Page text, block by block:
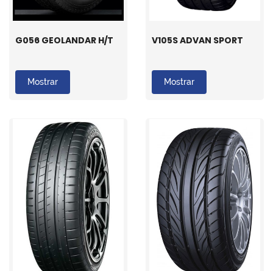
G056 GEOLANDAR H/T
Mostrar
V105S ADVAN SPORT
Mostrar